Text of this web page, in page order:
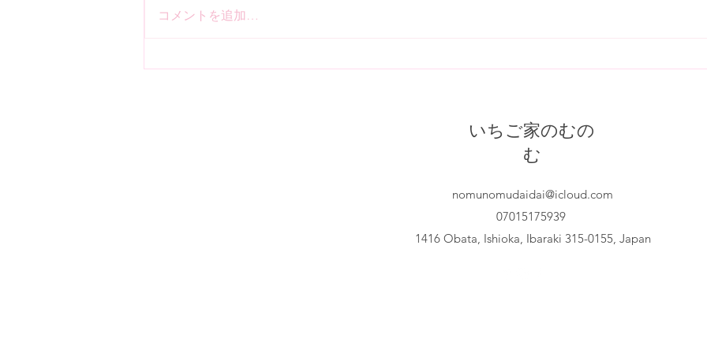
直売について
コメントを追加…
いちご家のむの
む
nomunomudaidai@icloud.com
07015175939
1416 Obata, Ishioka, Ibaraki 315-0155, Japan